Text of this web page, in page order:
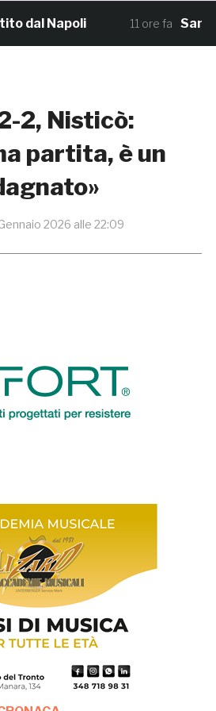
Napoli 11 ore fa Samb, la
2, Nisticò:
partita, è un
2026 alle 22:09